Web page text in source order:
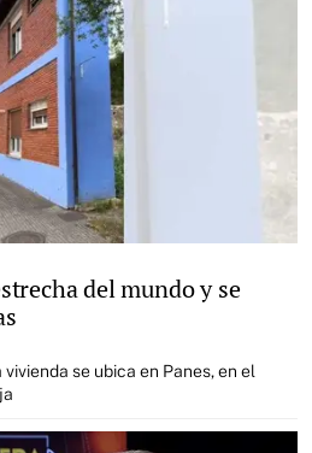
del mundo y se
se ubica en Panes, en el